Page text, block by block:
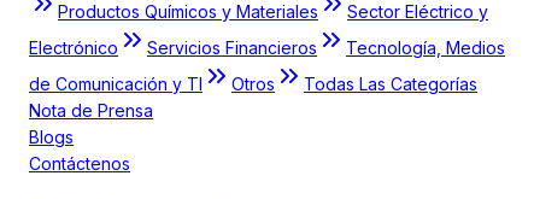
Productos Químicos y Materiales
Sector Eléctrico y
Electrónico
Servicios Financieros
Tecnología, Medios
de Comunicación y TI
Otros
Todas Las Categorías
Nota de Prensa
Blogs
Contáctenos